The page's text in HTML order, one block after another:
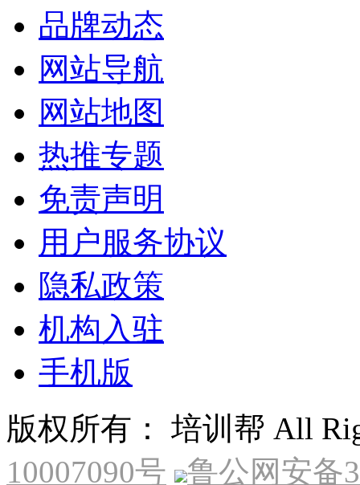
品牌动态
网站导航
网站地图
热推专题
免责声明
用户服务协议
隐私政策
机构入驻
手机版
版权所有： 培训帮 All
10007090号
鲁公网安备